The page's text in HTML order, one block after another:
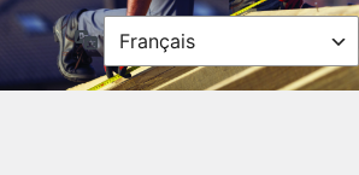
Langue